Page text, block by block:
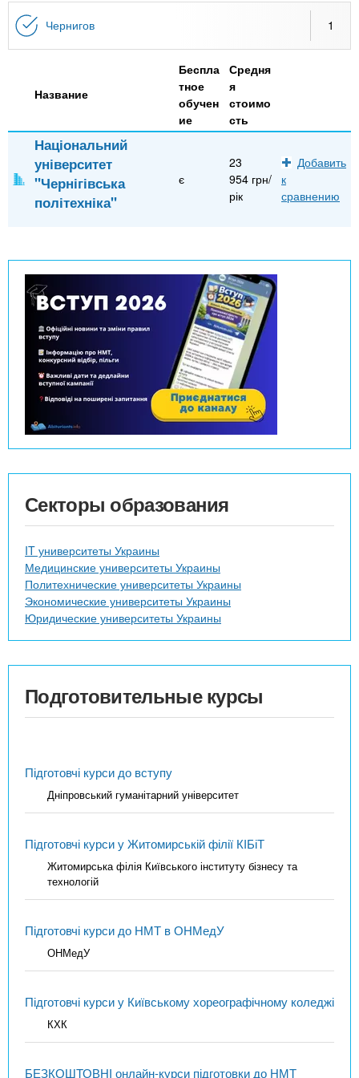
n
t
.
i
f
o
а
н
и
Онлайн курсы
За рубежом
Чернигов 1
Название
Беспла
тное
обучен
ие
Средня
я
стоимо
сть
Національний
університет
"Чернігівська
політехніка"
є
23
954 грн/
рік
Добавить
к
сравнению
Секторы образования
IT университеты Украины
Медицинские университеты Украины
Политехнические университеты Украины
Экономические университеты Украины
Юридические университеты Украины
Подготовительные курсы
Підготовчі курси до вступу
Дніпровський гуманітарний університет
Підготовчі курси у Житомирській філії КІБіТ
Житомирська філія Київського інституту бізнесу та
технологій
Підготовчі курси до НМТ в ОНМедУ
ОНМедУ
Підготовчі курси у Київському хореографічному коледжі
КХК
БЕЗКОШТОВНІ онлайн-курси підготовки до НМТ